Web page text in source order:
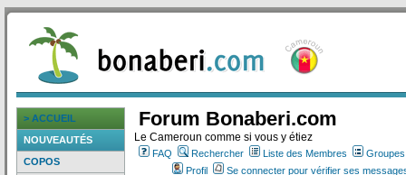
> ACCUEIL
NOUVEAUTÉS
COPOS
Forum Bonaberi.com
Le Cameroun comme si vous y étiez
FAQ Rechercher Liste des Membres
Profil
Se connecter pour vérifier ses